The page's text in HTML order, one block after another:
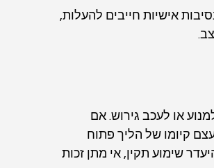
אישיות חייבים להעלות,
או לעכב גירוש. אם
קיומו של הליך פתוח
שימוע תקין, אי מתן זכות